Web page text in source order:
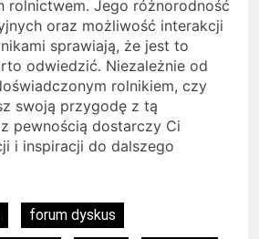
rolnictwem. Jego różnorodność
oraz możliwość interakcji
sprawiają, że jest to
odwiedzić. Niezależnie od
rolnikiem, czy
swoją przygodę z tą
pewnością dostarczy Ci
i inspiracji do dalszego
forum dyskus